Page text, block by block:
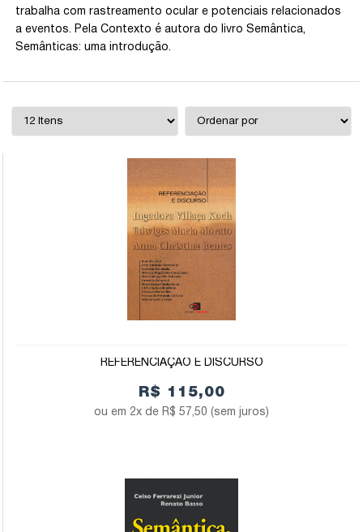
trabalha com rastreamento ocular e potenciais relacionados
a eventos. Pela Contexto é autora do livro Semântica,
Semânticas: uma introdução.
REFERENCIAÇÃO E DISCURSO
R$ 115,00
2x de R$ 57,50 (sem juros)